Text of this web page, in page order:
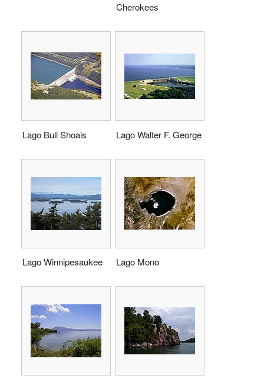
Cherokees
Lago Bull Shoals Lago Walter F. George
Lago Winnipesaukee Lago Mono